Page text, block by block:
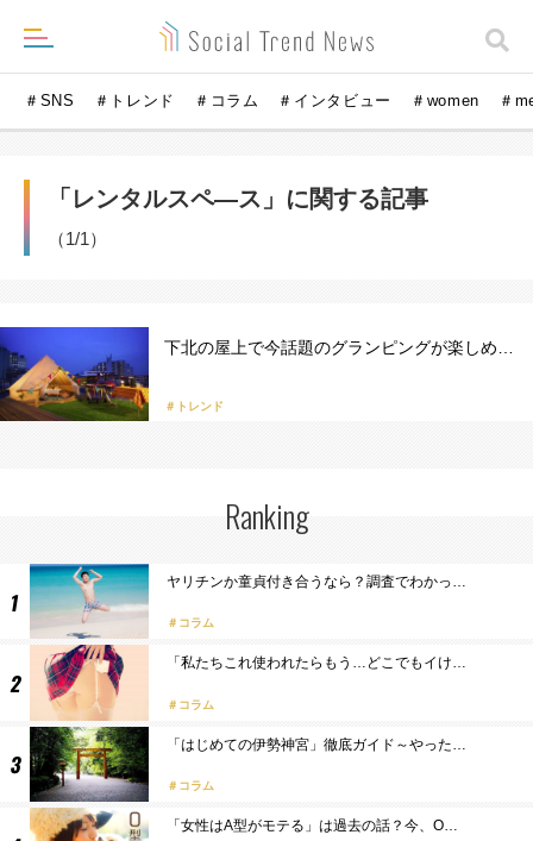
＃SNS ＃トレンド ＃コラム ＃インタビュー ＃women ＃
「レンタルスペ―ス」に関する記事
（1/1）
下北の屋上で今話題のグランピングが楽しめ…
＃トレンド
Ranking
ヤリチンか童貞付き合うなら？調査でわかっ…
コラム
「私たちこれ使われたらもう…どこでもイけ…
コラム
「はじめての伊勢神宮」徹底ガイド～やった…
コラム
「女性はA型がモテる」は過去の話？今、O…